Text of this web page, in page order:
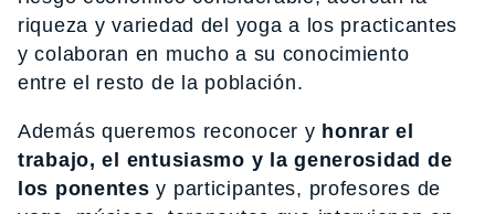
riqueza y variedad del yoga a los practicantes
y colaboran en mucho a su conocimiento
entre el resto de la población.
Además queremos reconocer y honrar el
trabajo, el entusiasmo y la generosidad de
los ponentes y participantes, profesores de